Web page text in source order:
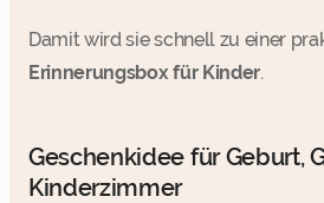
Damit wird sie schnell zu einer
Erinnerungsbox für Kinder.
Geschenkidee für Geburt,
Kinderzimmer